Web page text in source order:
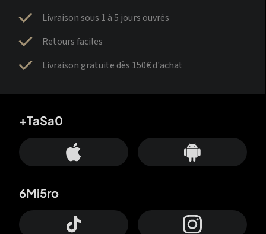
Livraison sous 1 à 5 jours ouvrés
Retours faciles
Livraison gratuite dès 150€ d'achat
+TaSa0
6Mi5ro